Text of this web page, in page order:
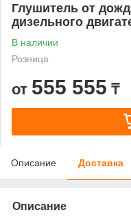
Глушитель от
дизельного
В наличии
Розница
от 555 555 ₸
Описание Доставка
Описание